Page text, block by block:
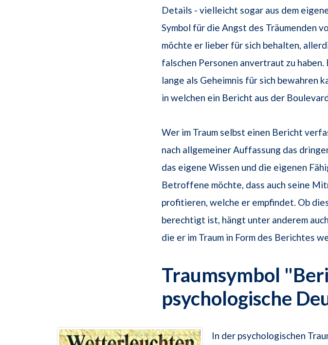
Details - vielleicht sogar aus dem
Symbol für die Angst des Träumenden
möchte er lieber für sich behalten,
falschen Personen anvertraut zu
lange als Geheimnis für sich bewahren
in welchen ein Bericht aus der
Wer im Traum selbst einen Bericht
nach allgemeiner Auffassung das
das eigene Wissen und die eigenen
Betroffene möchte, dass auch seine
profitieren, welche er empfindet. Ob
berechtigt ist, hängt unter anderem
die er im Traum in Form des Berichtes
Traumsymbol
psychologische
In der psychologischen